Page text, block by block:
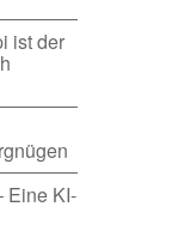
ist der
Eine KI-